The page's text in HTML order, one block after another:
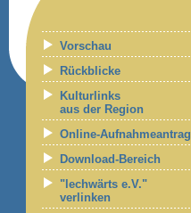
Vorschau
Rückblicke
Kulturlinks
aus der Region
Online-Aufnahmeantrag
Download-Bereich
"lechwärts e.V."
verlinken